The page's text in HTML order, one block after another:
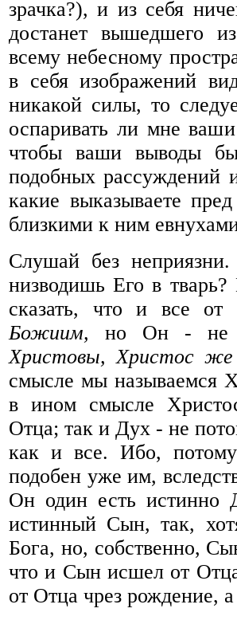
зрачка?), и из себя
достанет вышедшего
всему небесному
в себя изображений
никакой силы, то
оспаривать ли мне
чтобы ваши выводы
подобных рассуждений
какие выказываете
близкими к ним
Слушай без
низводишь Его в
сказать, что и все от
Божиим,но Он - не
Христовы, Христос
смысле мы называемся
в ином смысле
Отца; так и Дух - не
как и все. Ибо,
подобен уже им,
Он один есть истинно
истинный Сын, так,
Бога, но, собственно,
что и Сын исшел от
от Отца чрез рождение,